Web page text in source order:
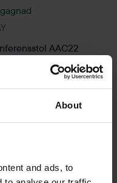
About
and ads, to
AAC22
från42kr/mån